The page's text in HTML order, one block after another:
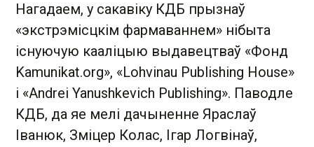
Нагадаем, у сакавіку КДБ прызнаў
«экстрэмісцкім фармаваннем» нібыта
існуючую кааліцыю выдавецтваў «Фонд
Kamunikat.org», «Lohvinau Publishing House»
і «Andrei Yanushkevich Publishing». Паводле
КДБ, да яе мелі дачыненне Яраслаў
Іванюк, Зміцер Колас, Ігар Логвінаў,